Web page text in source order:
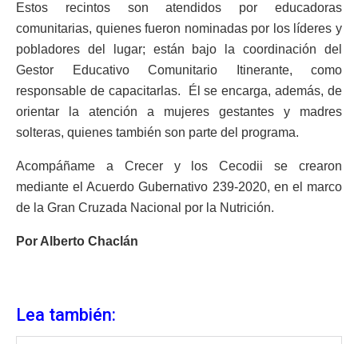
Estos recintos son atendidos por educadoras
comunitarias, quienes fueron nominadas por los líderes y
pobladores del lugar; están bajo la coordinación del
Gestor Educativo Comunitario Itinerante, como
responsable de capacitarlas. Él se encarga, además, de
orientar la atención a mujeres gestantes y madres
solteras, quienes también son parte del programa.
Acompáñame a Crecer y los Cecodii se crearon
mediante el Acuerdo Gubernativo 239-2020, en el marco
de la Gran Cruzada Nacional por la Nutrición.
Por Alberto Chaclán
Lea también: